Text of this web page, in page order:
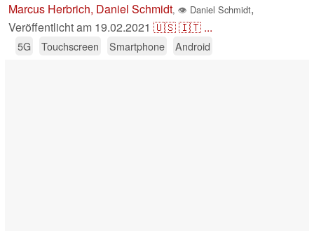
Marcus Herbrich, Daniel Schmidt, 👁 Daniel Schmidt,
Veröffentlicht am 19.02.2021 🇺🇸🇮🇹 ...
5G Touchscreen Smartphone Android